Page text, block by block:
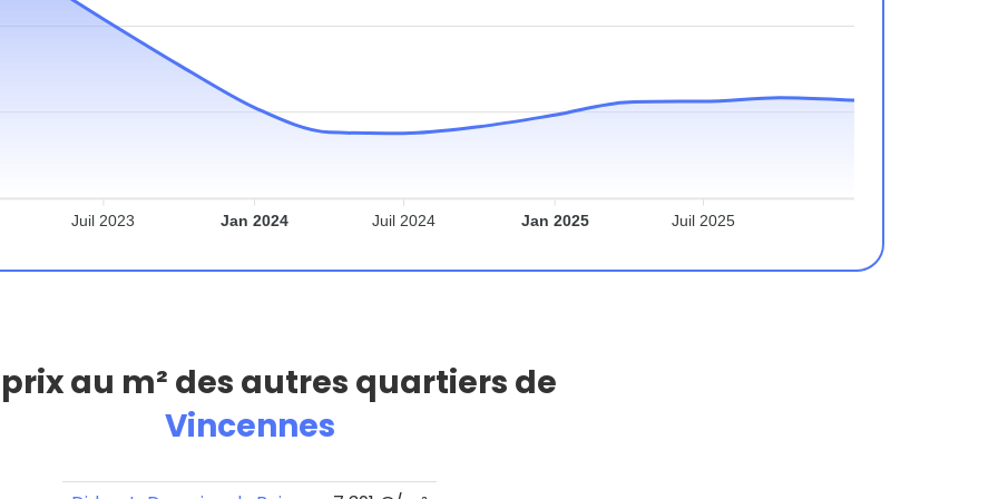
Juil 2023 Jan 2024 Juil 2024 Jan 2025 Juil 2025
prix au m² des autres quartiers de
Vincennes